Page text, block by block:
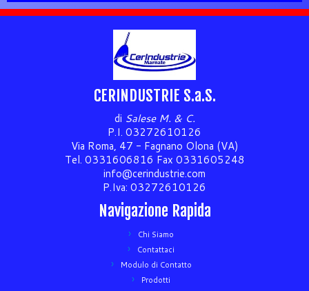
CERINDUSTRIE S.a.S.
di Salese M. & C.
P.I. 03272610126
Via Roma, 47 - Fagnano Olona (VA)
Tel. 0331606816 Fax 0331605248
info@cerindustrie.com
P.Iva: 03272610126
Navigazione Rapida
Chi Siamo
Contattaci
Modulo di Contatto
Prodotti